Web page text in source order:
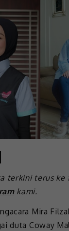
terkini terus ke
kami.
Mira
duta Coway